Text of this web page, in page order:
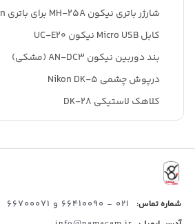
شارژر باتری نیکون MH-25A برای باتری EN-EL15 Li-Ion
کابل Micro USB نیکون UC-E20
بند دوربین نیکون AN-DC3 (مشکی)
درپوش چشمی Nikon DK-5
کلاهک لاستیکی DK-28
شماره تماس: 021 - 66410090 و 66700071